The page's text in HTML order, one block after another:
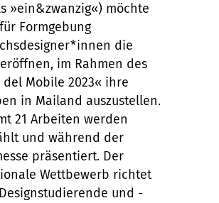
»ein&zwanzig«) möchte
Formgebung
die
im Rahmen des
del Mobile 2023« ihre
in Mailand auszustellen.
21 Arbeiten werden
und während der
präsentiert. Der
Wettbewerb richtet
und -